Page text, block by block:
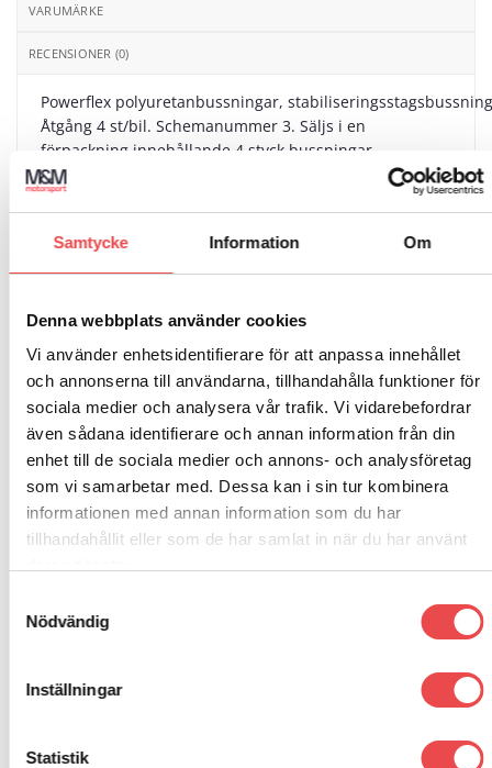
Samtycke Information Om
Denna webbplats använder cookies
Vi använder enhetsidentifierare för att anpassa innehållet
och annonserna till användarna, tillhandahålla funktioner för
sociala medier och analysera vår trafik. Vi vidarebefordrar
även sådana identifierare och annan information från din
enhet till de sociala medier och annons- och analysföretag
som vi samarbetar med. Dessa kan i sin tur kombinera
informationen med annan information som du har
tillhandahållit eller som de har samlat in när du har använt
Nödvändig
Inställningar
Statistik
VARUMÄRKE
RECENSIONER (0)
Powerflex polyuretanbussningar,
Åtgång 4 st/bil. Schemanummer 3. Säljs i en
förpackning innehållande 4 styck bussningar.
Passar till följande bilmodeller:
Porsche 911 Classic (1965-1967)
Porsche 911 Classic (1967-1969)
Porsche 911 Classic (1969-1973)
Porsche 912 (1965-1967)
Porsche 912 (1967-1969)
Porsche 914 (1970-1976)
Art.nr: PFR57-430
Add to
wishlist